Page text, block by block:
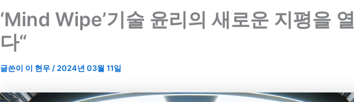
‘Mind Wipe’기술 윤리의 새로운 지평을 열
다“
글쓴이 이 현우/2024년 03월 11일